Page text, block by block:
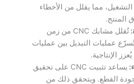
مما يقلل من الأخطاء
المنتج.
تُقلل مشابك CNC من زمن
تُسرّع عمليات التبديل بين عمليات
الإنتاجية.
يساعد تثبيت CNC على تحقيق
القطع. ويتحقق ذلك من